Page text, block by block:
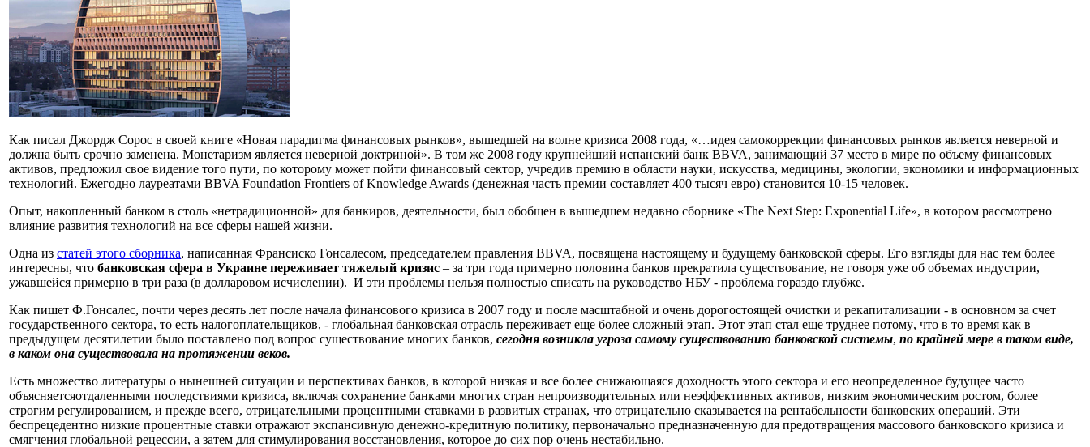
Как писал Джордж Сорос в своей книге «Новая парадигма финансовых рынков», вышедшей на волне кризиса 2008 года, «…идея самокоррекции финансовых рынков является неверной и
должна быть срочно заменена. Монетаризм является неверной доктриной». В том же 2008 году крупнейший испанский банк BBVA, занимающий 37 место в мире по объему финансовых
активов, предложил свое видение того пути, по которому может пойти финансовый сектор, учредив премию в области науки, искусства, медицины, экологии, экономики и информационных
технологий. Ежегодно лауреатами BBVA Foundation Frontiers of Knowledge Awards (денежная часть премии составляет 400 тысяч евро) становится 10-15 человек.
Опыт, накопленный банком в столь «нетрадиционной» для банкиров, деятельности, был обобщен в вышедшем недавно сборнике «The Next Step: Exponential Life», в котором рассмотрено
влияние развития технологий на все сферы нашей жизни.
Одна из статей этого сборника, написанная Франсиско Гонсалесом, председателем правления BBVA, посвящена настоящему и будущему банковской сферы. Его взгляды для нас тем более
интересны, что банковская сфера в Украине переживает тяжелый кризис – за три года примерно половина банков прекратила существование, не говоря уже об объемах индустрии,
ужавшейся примерно в три раза (в долларовом исчислении). И эти проблемы нельзя полностью списать на руководство НБУ - проблема гораздо глубже.
Как пишет Ф.Гонсалес, почти через десять лет после начала финансового кризиса в 2007 году и после масштабной и очень дорогостоящей очистки и рекапитализации - в основном за счет
государственного сектора, то есть налогоплательщиков, - глобальная банковская отрасль переживает еще более сложный этап. Этот этап стал еще труднее потому, что в то время как в
предыдущем десятилетии было поставлено под вопрос существование многих банков, сегодня возникла угроза самому существованию банковской системы, по крайней мере в таком виде,
в каком она существовала на протяжении веков.
Есть множество литературы о нынешней ситуации и перспективах банков, в которой низкая и все более снижающаяся доходность этого сектора и его неопределенное будущее часто
объясняетсяотдаленными последствиями кризиса, включая сохранение банками многих стран непроизводительных или неэффективных активов, низким экономическим ростом, более
строгим регулированием, и прежде всего, отрицательными процентными ставками в развитых странах, что отрицательно сказывается на рентабельности банковских операций. Эти
беспрецедентно низкие процентные ставки отражают экспансивную денежно-кредитную политику, первоначально предназначенную для предотвращения массового банковского кризиса и
смягчения глобальной рецессии, а затем для стимулирования восстановления, которое до сих пор очень нестабильно.